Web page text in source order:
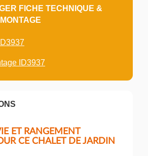
FICHE TECHNIQUE &
ID3937
ET RANGEMENT
CE CHALET DE JARDIN